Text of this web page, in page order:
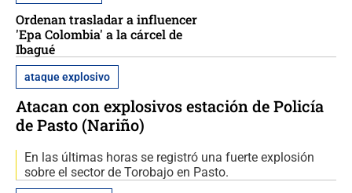
Ordenan trasladar a influencer
'Epa Colombia' a la cárcel de
Ibagué
ataque explosivo
Atacan con explosivos estación de Policía
de Pasto (Nariño)
En las últimas horas se registró una fuerte explosión
sobre el sector de Torobajo en Pasto.